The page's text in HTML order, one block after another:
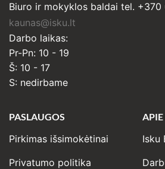
Biuro ir mokyklos baldai tel. +370
kaunas@isku.lt
Darbo laikas:
Pr-Pn: 10 - 19
Š: 10 - 17
S: nedirbame
PASLAUGOS
Pirkimas išsimokėtinai
Privatumo politika
Isku